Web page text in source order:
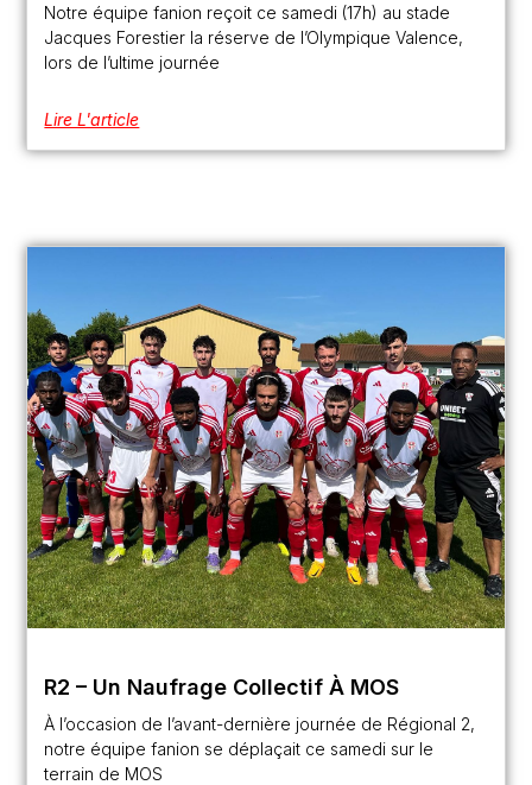
Notre équipe fanion reçoit ce samedi (17h) au stade
Jacques Forestier la réserve de l’Olympique Valence,
lors de l’ultime journée
Lire L'article
R2 – Un Naufrage Collectif À MOS
À l’occasion de l’avant-dernière journée de Régional 2,
notre équipe fanion se déplaçait ce samedi sur le
terrain de MOS